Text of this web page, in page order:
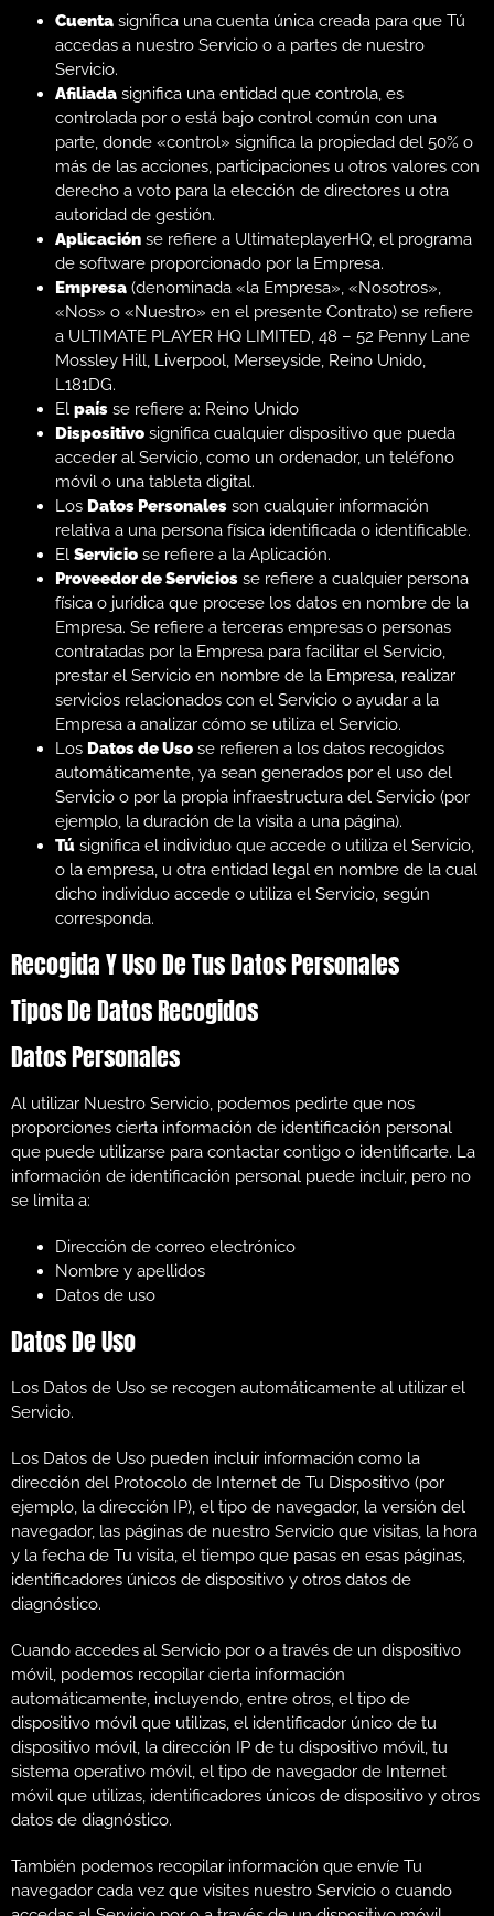
Cuenta significa una cuenta única creada para que Tú
accedas a nuestro Servicio o a partes de nuestro
Servicio.
Afiliada significa una entidad que controla, es
controlada por o está bajo control común con una
parte, donde «control» significa la propiedad del 50% o
más de las acciones, participaciones u otros valores con
derecho a voto para la elección de directores u otra
autoridad de gestión.
Aplicación se refiere a UltimateplayerHQ, el programa
de software proporcionado por la Empresa.
Empresa (denominada «la Empresa», «Nosotros»,
«Nos» o «Nuestro» en el presente Contrato) se refiere
a ULTIMATE PLAYER HQ LIMITED, 48 – 52 Penny Lane
Mossley Hill, Liverpool, Merseyside, Reino Unido,
L181DG.
El país se refiere a: Reino Unido
Dispositivo significa cualquier dispositivo que pueda
acceder al Servicio, como un ordenador, un teléfono
móvil o una tableta digital.
Los Datos Personales son cualquier información
relativa a una persona física identificada o identificable.
El Servicio se refiere a la Aplicación.
Proveedor de Servicios se refiere a cualquier persona
física o jurídica que procese los datos en nombre de la
Empresa. Se refiere a terceras empresas o personas
contratadas por la Empresa para facilitar el Servicio,
prestar el Servicio en nombre de la Empresa, realizar
servicios relacionados con el Servicio o ayudar a la
Empresa a analizar cómo se utiliza el Servicio.
Los Datos de Uso se refieren a los datos recogidos
automáticamente, ya sean generados por el uso del
Servicio o por la propia infraestructura del Servicio (por
ejemplo, la duración de la visita a una página).
Tú significa el individuo que accede o utiliza el Servicio,
o la empresa, u otra entidad legal en nombre de la cual
dicho individuo accede o utiliza el Servicio, según
corresponda.
Recogida Y Uso De Tus Datos Personales
Tipos De Datos Recogidos
Datos Personales
Al utilizar Nuestro Servicio, podemos pedirte que nos
proporciones cierta información de identificación personal
que puede utilizarse para contactar contigo o identificarte. La
información de identificación personal puede incluir, pero no
se limita a:
Dirección de correo electrónico
Nombre y apellidos
Datos de uso
Datos De Uso
Los Datos de Uso se recogen automáticamente al utilizar el
Servicio.
Los Datos de Uso pueden incluir información como la
dirección del Protocolo de Internet de Tu Dispositivo (por
ejemplo, la dirección IP), el tipo de navegador, la versión del
navegador, las páginas de nuestro Servicio que visitas, la hora
y la fecha de Tu visita, el tiempo que pasas en esas páginas,
identificadores únicos de dispositivo y otros datos de
diagnóstico.
Cuando accedes al Servicio por o a través de un dispositivo
móvil, podemos recopilar cierta información
automáticamente, incluyendo, entre otros, el tipo de
dispositivo móvil que utilizas, el identificador único de tu
dispositivo móvil, la dirección IP de tu dispositivo móvil, tu
sistema operativo móvil, el tipo de navegador de Internet
móvil que utilizas, identificadores únicos de dispositivo y otros
datos de diagnóstico.
También podemos recopilar información que envíe Tu
navegador cada vez que visites nuestro Servicio o cuando